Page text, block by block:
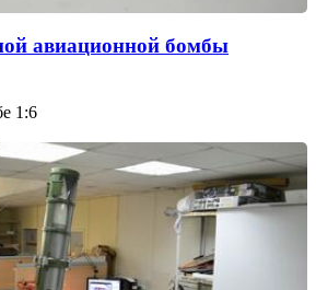
авиационной бомбы
1:6